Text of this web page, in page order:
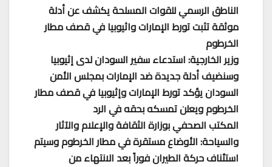
الناطق الرسمي للقوات المسلحة يكشف عن أدلة
موثقة تثبت تورط الإمارات واثيوبيا في قصف مطار
الخرطوم
وزير الخارجية: استدعاء سفير السودان لدى إثيوبيا
وسنضيف أدلة جديدة ضد الإمارات بمجلس الأمن
السودان يؤكد تورط الإمارات وإثيوبيا في قصف مطار
الخرطوم ويعلن تمسكه بحقه في الرد
المكتب الصحفي بوزارة الثقافة والإعلام والآثار
والسياحة: الأوضاع مستقرة في مطار الخرطوم وسيتم
استئناف حركة الطيران فوراً بعد الانتهاء من